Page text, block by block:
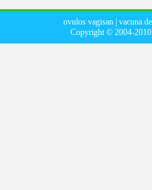
ovulos vagisan| vacuna
Copyright © 2004-